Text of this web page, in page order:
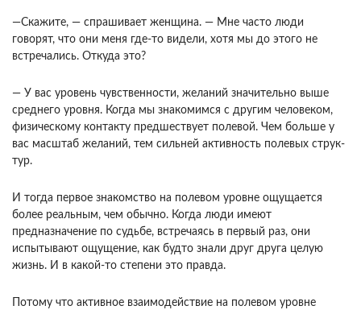
—Скажите, — спрашивает женщина. — Мне часто люди
говорят, что они меня где-то видели, хотя мы до этого не
встречались. Откуда это?
— У вас уровень чувственности, желаний зна­чительно выше
среднего уровня. Когда мы знако­мимся с другим человеком,
физическому контакту предшествует полевой. Чем больше у
вас масштаб желаний, тем сильней активность полевых струк­
тур.
И тогда первое знакомство на полевом уровне ощущается
более реальным, чем обычно. Когда люди имеют
предназначение по судьбе, встречаясь в первый раз, они
испытывают ощущение, как будто знали друг друга целую
жизнь. И в ка­кой-то степени это правда.
Потому что активное взаимодействие на полевом уровне